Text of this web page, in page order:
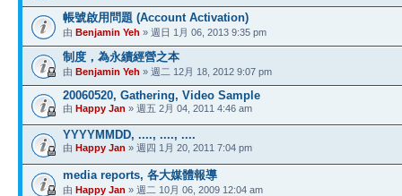
帳號啟用問題 (Account Activation)
由 Benjamin Yeh » 週日 1月 06, 2013 9:35 pm
制度，為永續經營之本
由 Benjamin Yeh » 週二 12月 18, 2012 9:07 pm
20060520, Gathering, Video Sample
由 Happy Jan » 週五 2月 04, 2011 4:46 am
YYYYMMDD, ...., ...., ....
由 Happy Jan » 週四 1月 20, 2011 7:04 pm
media reports, 各大媒體報導
由 Happy Jan » 週二 10月 06, 2009 12:04 am